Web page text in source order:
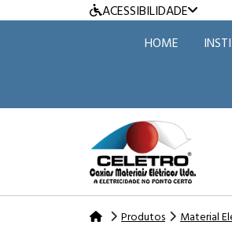
ACESSIBILIDADE
HOME
Produtos Material